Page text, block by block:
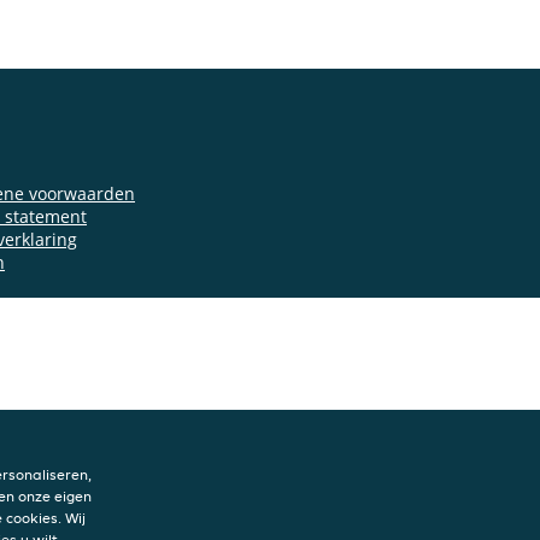
voorwaarden
statement
onze eigen
Wij